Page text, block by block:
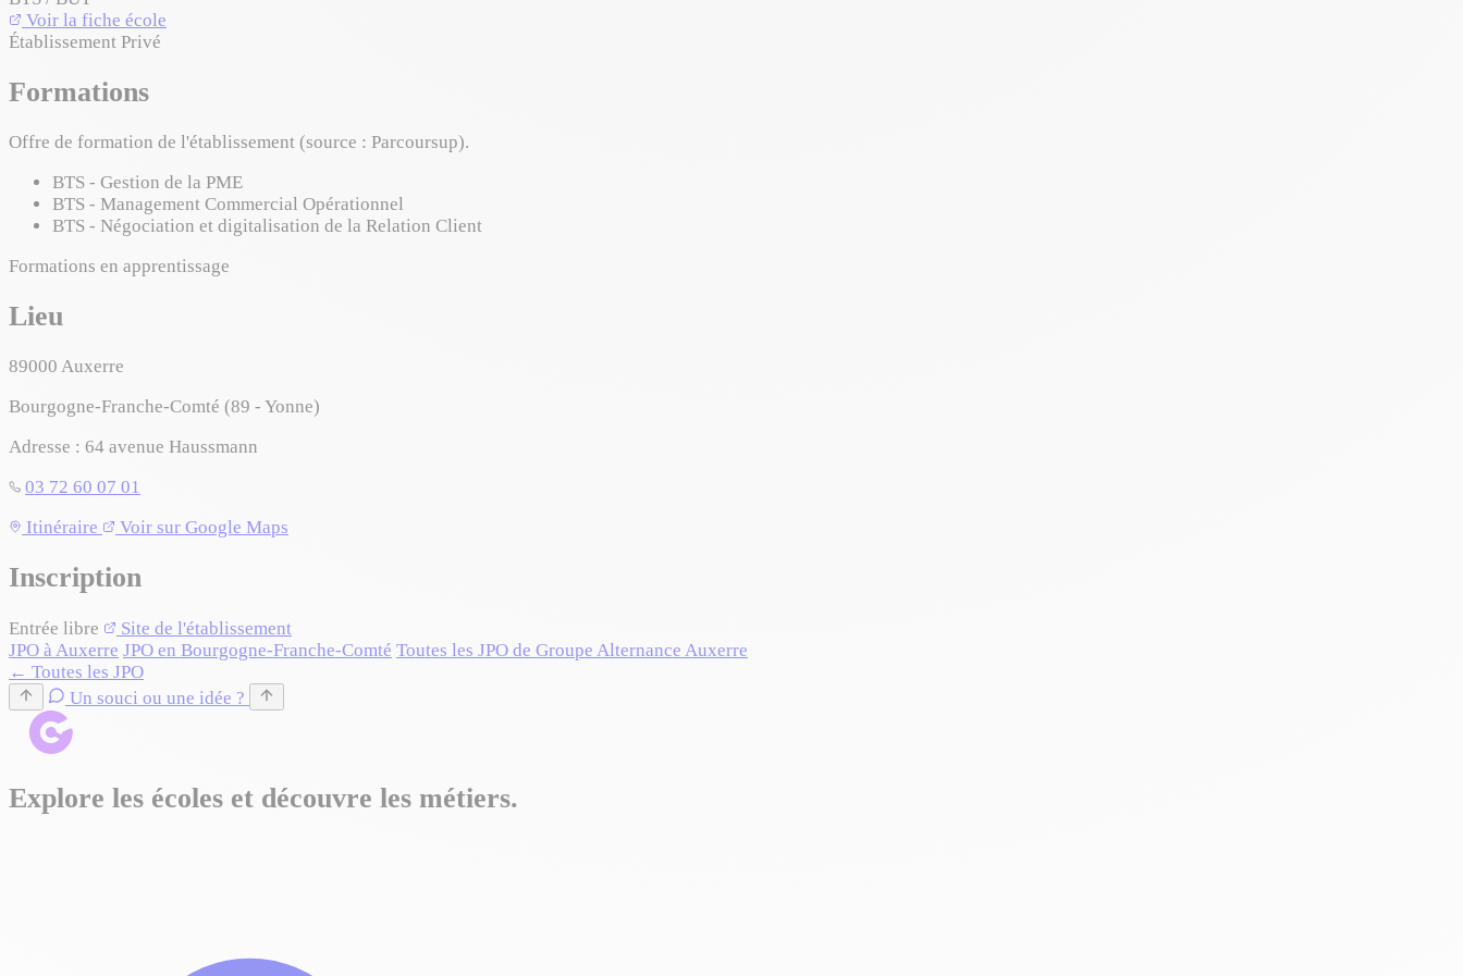
Voir la fiche école
Établissement Privé
Formations
Offre de formation de l'établissement (source : Parcoursup).
BTS - Gestion de la PME
BTS - Management Commercial Opérationnel
BTS - Négociation et digitalisation de la Relation Client
Formations en apprentissage
Lieu
89000 Auxerre
Bourgogne-Franche-Comté (89 - Yonne)
Adresse : 64 avenue Haussmann
03 72 60 07 01
−
Itinéraire
Voir sur Google Maps
Inscription
Entrée libre
Site de l'établissement
JPO à Auxerre JPO en Bourgogne-Franche-Comté Toutes les JPO de Groupe Alternance Auxerre
← Toutes les JPO
Un souci ou une idée ?
Explore les écoles et découvre les métiers.